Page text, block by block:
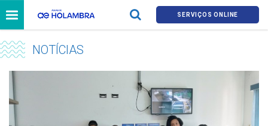
SERVIÇOS ONLINE
NOTÍCIAS